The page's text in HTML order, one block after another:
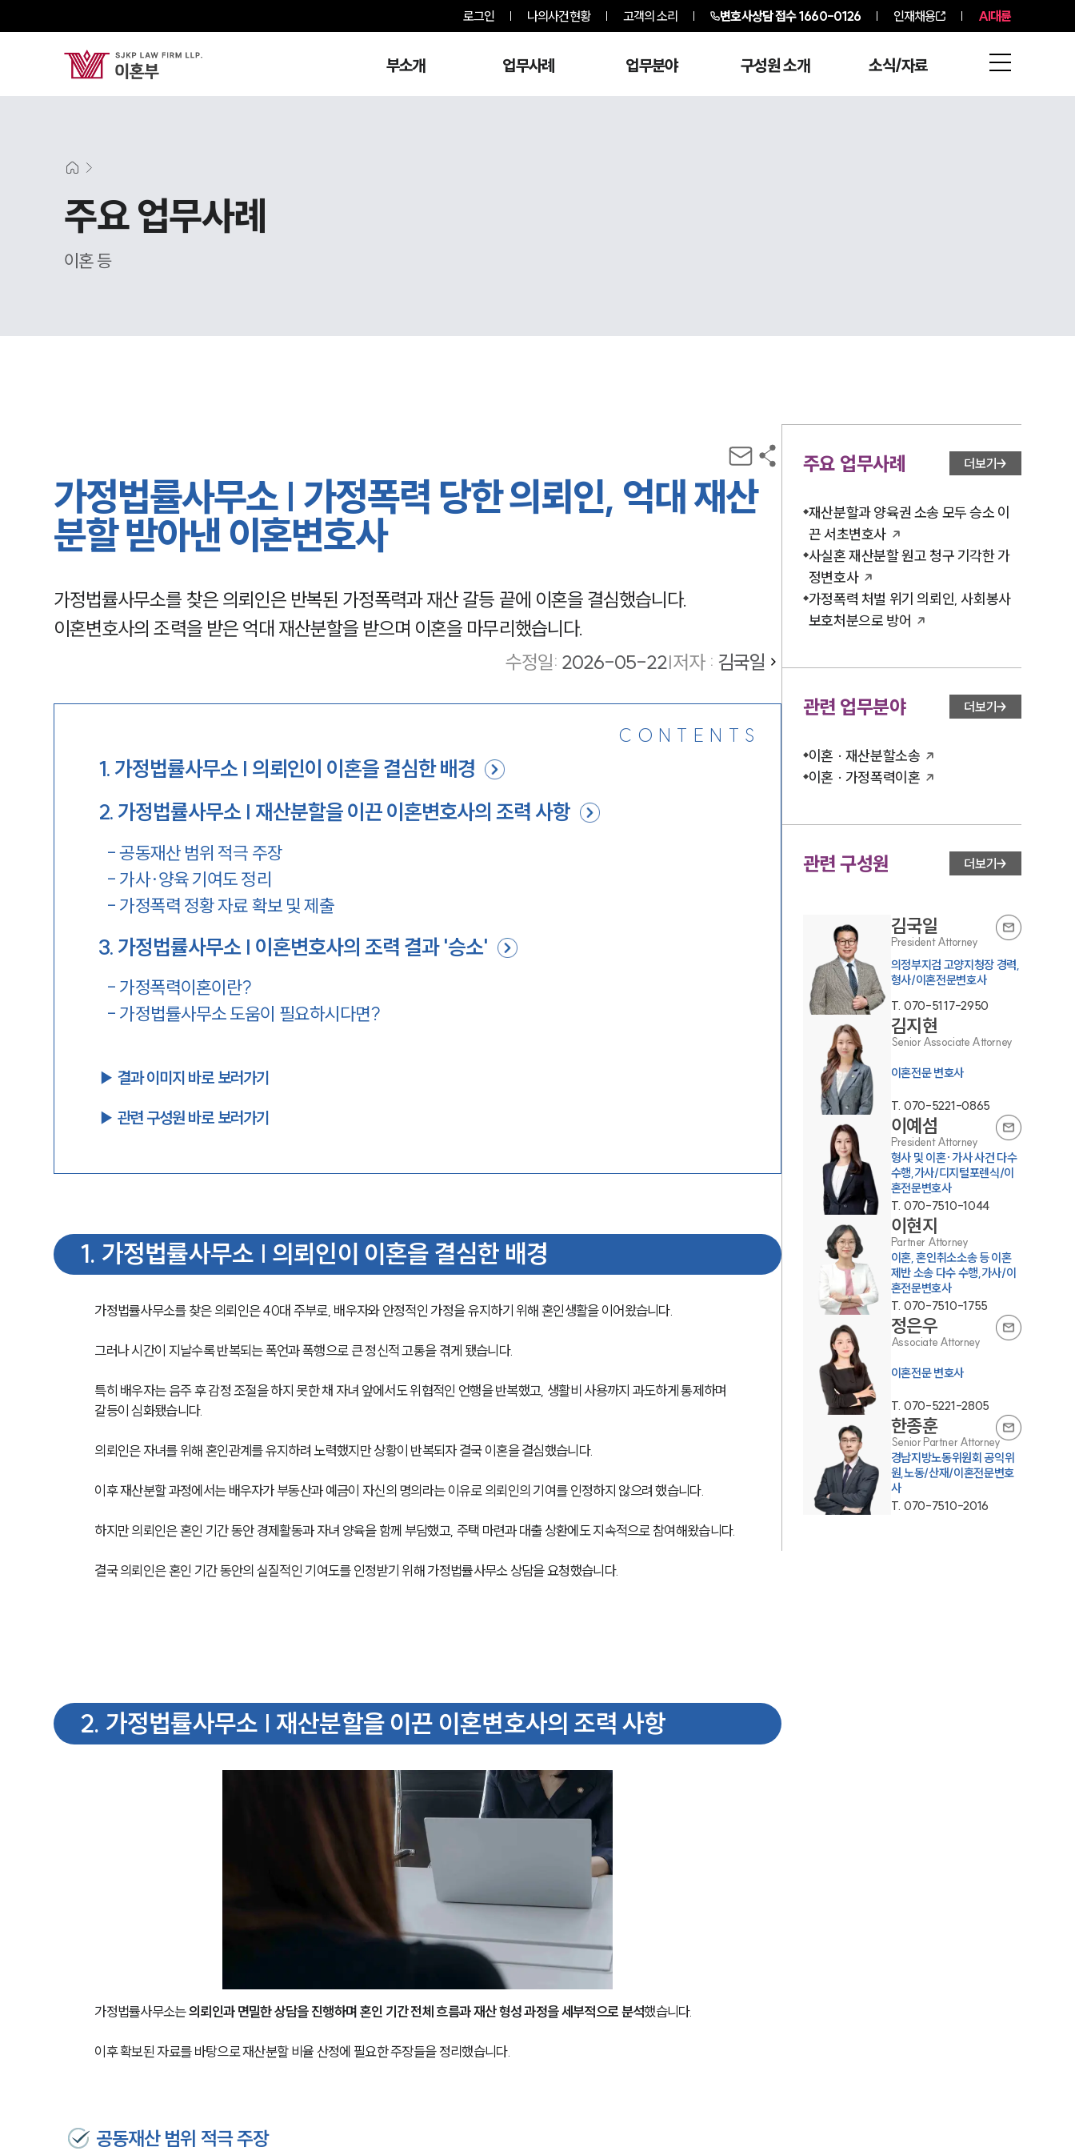
로그인 나의사건현황 고객의 소리 변호사상담 접수1660-0126 인재채용 AI대륜
부소개 업무사례 업무분야 구성원 소개 소식/자료
부소개
부소개
대륜의 강점
오시는 길
글로벌 파트너 로펌
고객의 소리
통합검색
AI대륜
업무사례
이혼 주요 업무사례
주요 업무사례
이혼 등
가정법률사무소 | 가정폭력 당한 의뢰인, 억대 재산
분할 받아낸 이혼변호사
가정법률사무소를 찾은 의뢰인은 반복된 가정폭력과 재산 갈등 끝에 이혼을 결심했습니다.
이혼변호사의 조력을 받은 억대 재산분할을 받으며 이혼을 마무리했습니다.
수정일: 2026-05-22|저자 : 김국일
CONTENTS
1. 가정법률사무소 | 의뢰인이 이혼을 결심한 배경
2. 가정법률사무소 | 재산분할을 이끈 이혼변호사의 조력 사항
-공동재산 범위 적극 주장
- 가사·양육 기여도 정리
- 가정폭력 정황 자료 확보 및 제출
3. 가정법률사무소 | 이혼변호사의 조력 결과 '승소'
- 가정폭력이혼이란?
- 가정법률사무소 도움이 필요하시다면?
▶︎ 결과 이미지 바로 보러가기
▶︎ 관련 구성원 바로 보러가기
1. 가정법률사무소 | 의뢰인이 이혼을 결심한 배경
가정법률사무소를 찾은 의뢰인은 40대 주부로, 배우자와 안정적인 가정을 유지하기 위해 혼인생활을 이어왔습니다.
그러나 시간이 지날수록 반복되는 폭언과 폭행으로 큰 정신적 고통을 겪게 됐습니다.
특히 배우자는 음주 후 감정 조절을 하지 못한 채 자녀 앞에서도 위협적인 언행을 반복했고, 생활비 사용까지 과도하게 통제하며
갈등이 심화됐습니다.
의뢰인은 자녀를 위해 혼인관계를 유지하려 노력했지만 상황이 반복되자 결국 이혼을 결심했습니다.
이후 재산분할 과정에서는 배우자가 부동산과 예금이 자신의 명의라는 이유로 의뢰인의 기여를 인정하지 않으려 했습니다.
하지만 의뢰인은 혼인 기간 동안 경제활동과 자녀 양육을 함께 부담했고, 주택 마련과 대출 상환에도 지속적으로 참여해왔습니다.
결국 의뢰인은 혼인 기간 동안의 실질적인 기여도를 인정받기 위해 가정법률사무소 상담을 요청했습니다.
2. 가정법률사무소 | 재산분할을 이끈 이혼변호사의 조력 사항
가정법률사무소는 의뢰인과 면밀한 상담을 진행하며 혼인 기간 전체 흐름과 재산 형성 과정을 세부적으로 분석했습니다.
이후 확보된 자료를 바탕으로 재산분할 비율 산정에 필요한 주장들을 정리했습니다.
공동재산 범위 적극 주장
주요 업무사례 더보기
재산분할과 양육권 소송 모두 승소 이
끈 서초변호사
사실혼 재산분할 원고 청구 기각한 가
정변호사
가정폭력 처벌 위기 의뢰인, 사회봉사
보호처분으로 방어
관련 업무분야 더보기
이혼 · 재산분할소송
이혼 · 가정폭력이혼
관련 구성원 더보기
김국일
President Attorney
의정부지검 고양지청장 경력,
형사/이혼전문변호사
T. 070-5117-2950
김지현
Senior Associate Attorney
이혼전문 변호사
T. 070-5221-0865
이예섬
President Attorney
형사 및 이혼·가사 사건 다수
수행,가사/디지털포렌식/이
혼전문변호사
T. 070-7510-1044
이현지
Partner Attorney
이혼, 혼인취소소송 등 이혼
제반 소송 다수 수행,가사/이
혼전문변호사
T. 070-7510-1755
정은우
Associate Attorney
이혼전문 변호사
T. 070-5221-2805
한종훈
Senior Partner Attorney
경남지방노동위원회 공익위
원,노동/산재/이혼전문변호
사
T. 070-7510-2016